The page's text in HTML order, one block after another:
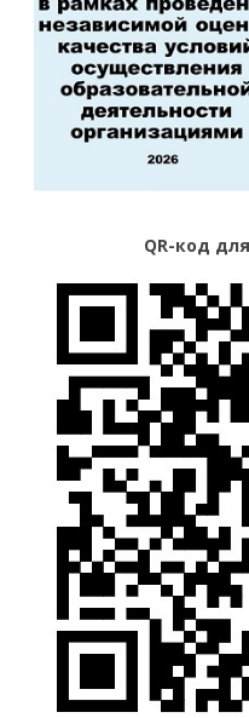
QR-код